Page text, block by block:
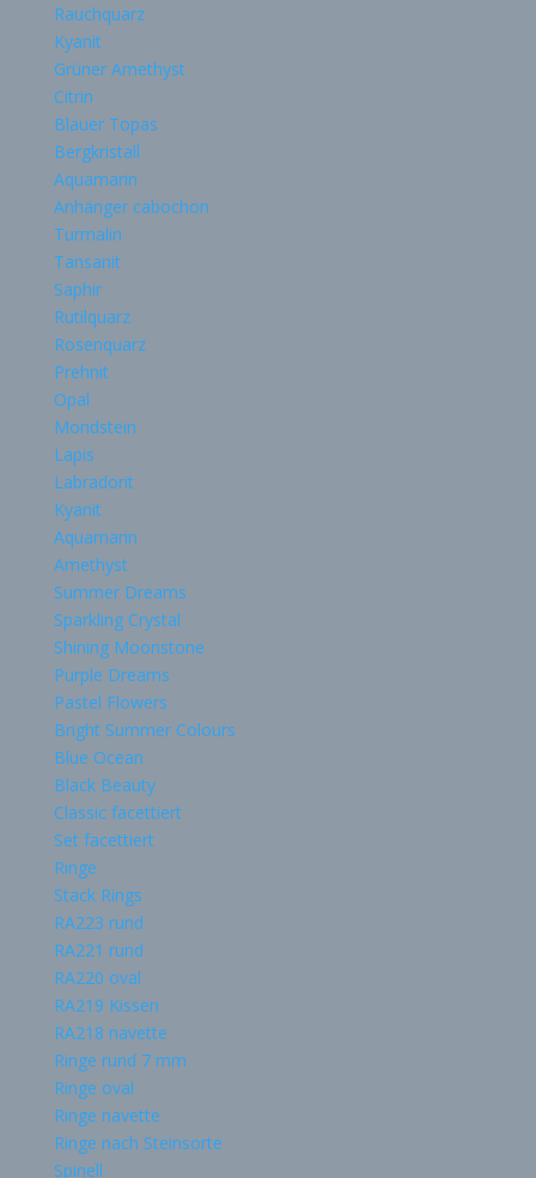
Rauchquarz
Kyanit
Grüner Amethyst
Citrin
Blauer Topas
Bergkristall
Aquamarin
Anhänger cabochon
Turmalin
Tansanit
Saphir
Rutilquarz
Rosenquarz
Prehnit
Opal
Mondstein
Lapis
Labradorit
Kyanit
Aquamarin
Amethyst
Summer Dreams
Sparkling Crystal
Shining Moonstone
Purple Dreams
Pastel Flowers
Bright Summer Colours
Blue Ocean
Black Beauty
Classic facettiert
Set facettiert
Ringe
Stack Rings
RA223 rund
RA221 rund
RA220 oval
RA219 Kissen
RA218 navette
Ringe rund 7 mm
Ringe oval
Ringe navette
Ringe nach Steinsorte
Spinell